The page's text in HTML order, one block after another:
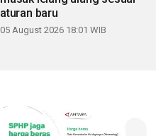
aturan baru
05 August 2026 18:01 WIB